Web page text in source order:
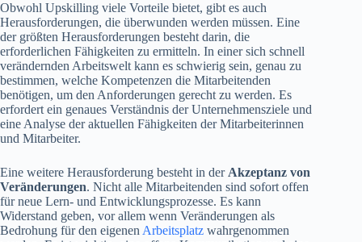
Obwohl Upskilling viele Vorteile bietet, gibt es auch
Herausforderungen, die überwunden werden müssen. Eine
der größten Herausforderungen besteht darin, die
erforderlichen Fähigkeiten zu ermitteln. In einer sich schnell
verändernden Arbeitswelt kann es schwierig sein, genau zu
bestimmen, welche Kompetenzen die Mitarbeitenden
benötigen, um den Anforderungen gerecht zu werden. Es
erfordert ein genaues Verständnis der Unternehmensziele und
eine Analyse der aktuellen Fähigkeiten der Mitarbeiterinnen
und Mitarbeiter.
Eine weitere Herausforderung besteht in der Akzeptanz von
Veränderungen. Nicht alle Mitarbeitenden sind sofort offen
für neue Lern- und Entwicklungsprozesse. Es kann
Widerstand geben, vor allem wenn Veränderungen als
Bedrohung für den eigenen Arbeitsplatz wahrgenommen